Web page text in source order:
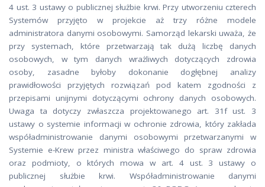
4 ust. 3 ustawy o publicznej służbie krwi. Przy utworzeniu czterech
Systemów przyjęto w projekcie aż trzy różne modele
administratora danymi osobowymi. Samorząd lekarski uważa, że
przy systemach, które przetwarzają tak dużą liczbę danych
osobowych, w tym danych wrażliwych dotyczących zdrowia
osoby, zasadne byłoby dokonanie dogłębnej analizy
prawidłowości przyjętych rozwiązań pod katem zgodności z
przepisami unijnymi dotyczącymi ochrony danych osobowych.
Uwaga ta dotyczy zwłaszcza projektowanego art. 31f ust. 3
ustawy o systemie informacji w ochronie zdrowia, który zakłada
współadministrowanie danymi osobowymi przetwarzanymi w
Systemie e-Krew przez ministra właściwego do spraw zdrowia
oraz podmioty, o których mowa w art. 4 ust. 3 ustawy o
publicznej służbie krwi. Współadministrowanie danymi